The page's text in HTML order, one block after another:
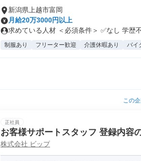
新潟県上越市富岡
月給20万3000円以上
求めている人材 ＜必須条件＞ ✅なし 学歴
制服あり フリーター歓迎 介護休暇あり バイ
この
正社員
お客様サポートスタッフ 登録内容
株式会社 ビップ